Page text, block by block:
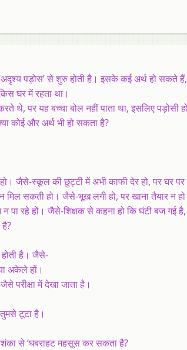
पड़ोस’ से शुरु होती है। इसके कई अर्थ हो सकते
घर में रहता था।
थे, पर यह बच्चा बोल नहीं पाता था, इसलिए पड़ोसी
कोई और अर्थ भी हो सकता है?
जैसे-स्कूल की छुट्टी में अभी काफी देर हो, पर घर
मिल सकती हो। जैसे-भूख लगी हो, पर खाना तैयार न
रहे हों। जैसे-शिक्षक से कहना हो कि घंटी बज गई है,
है। जैसे-
अकेले हों।
परीक्षा में देखा जाता है।
टूटा है।
से ‘घबराहट महसूस कर सकता है?